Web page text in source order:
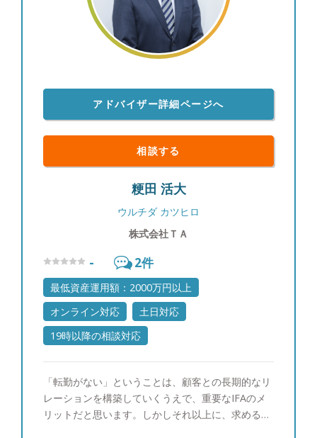
わけ債券投資の情報は一般に公開されていないもの
も多いため、週に一度海外の公的機関の一次情報を
確認し、個人でブルームバーグ端末を契約して情報
収集に努めています。商品別の過去の値動きやその
【投資教育】 私立大学でライフプランニングを教
えていた経験を通じて、富裕層のお客様のご子息、
ご令嬢に対して投資教育を実施させていただいてお
ります。 【大切にしていること】 「自分が心の底
から思っていること」をお伝えすることです。マー
ケットの状況が悲観的でもごまかすことはありませ
んし、わからない事は正直に「わからない」とお伝
げますし、駄目なものはダメと申し上げます。それ
がお客様からの信頼に繋がると思っています。
【自身のマネースタイル】 個別株ですと値動きに
一喜一憂したりと、お客様の大切な時間を自分の心
の動きに使ってしまい、もったいないと思っている
ので、基本的に収入のうち余ったお金はETFや他の
ファンドなどに積み立てています。 【出身地】 大
阪市 【家族構成】 妻と10歳、8歳の2人の子供がい
近は沖縄に行きました。マイル集めにこだわりがあ
り、60万マイルを貯めています。マイル獲得方法を
お客様にも伝えることがあります。
アドバイザー詳細ページへ
相談する
粳田 活大
ウルチダ カツヒロ
株式会社ＴＡ
- 2件
最低資産運用額：2000万円以上
オンライン対応
土日対応
19時以降の相談対応
「転勤がない」ということは、顧客との長期的なリ
レーションを構築していくうえで、重要なIFAのメ
リットだと思います。しかしそれ以上に、求める成